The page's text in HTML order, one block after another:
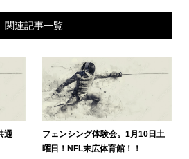
関連記事一覧
通
フェンシング体験会。1月10日土
曜日！NFL末広体育館！！